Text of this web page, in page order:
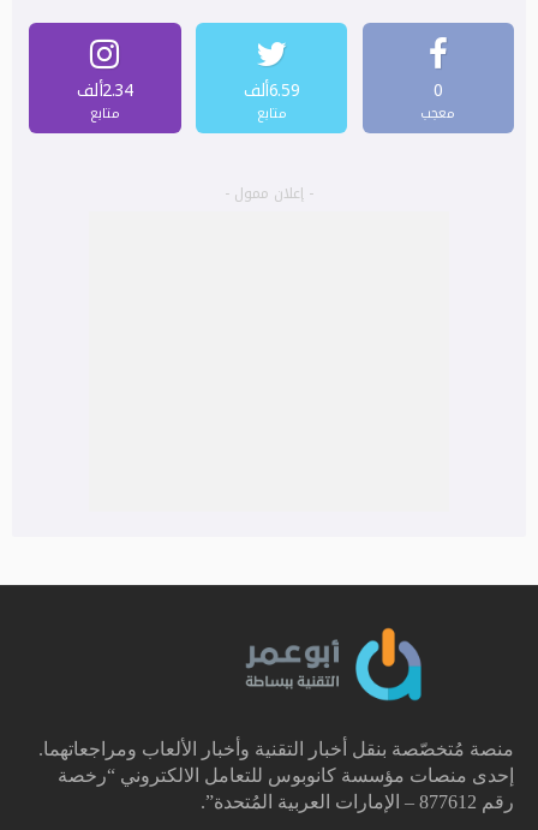
0
معجب
6.59ألف
متابع
2.34ألف
متابع
- إعلان ممول -
منصة مُتخصّصة بنقل أخبار التقنية وأخبار الألعاب ومراجعاتهما.
إحدى منصات مؤسسة كانوبوس للتعامل الالكتروني “رخصة
رقم 877612 – الإمارات العربية المُتحدة”.